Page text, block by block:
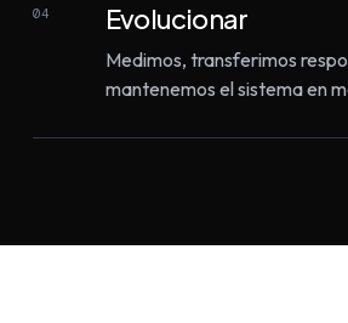
04 Evolucionar
Medimos, transferimos
mantenemos el sistema en